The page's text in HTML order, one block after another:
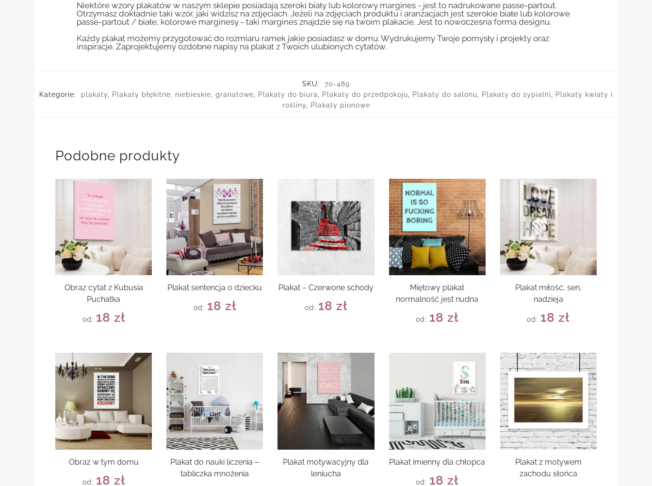
Niektóre wzory plakatów w naszym sklepie posiadają szeroki biały lub kolorowy margines - jest to nadrukowane passe-partout.
Otrzymasz dokładnie taki wzór, jaki widzisz na zdjęciach. Jeżeli na zdjęciach produktu i aranżacjach jest szerokie białe lub kolorowe
passe-partout / białe, kolorowe marginesy - taki margines znajdzie się na twoim plakacie. Jest to nowoczesna forma designu.
Każdy plakat możemy przygotować do rozmiaru ramek jakie posiadasz w domu. Wydrukujemy Twoje pomysły i projekty oraz
inspiracje. Zaprojektujemy ozdobne napisy na plakat z Twoich ulubionych cytatów.
SKU:
70-489
Kategorie:
plakaty, Plakaty błękitne, niebieskie, granatowe, Plakaty do biura, Plakaty do przedpokoju, Plakaty do salonu, Plakaty do sypialni, Plakaty kwiaty i
rośliny, Plakaty pionowe
Podobne produkty
Obraz cytat z Kubusia
Puchatka
od: 18 zł
Plakat sentencja o dziecku
od: 18 zł
Plakat – Czerwone schody
od: 18 zł
Miętowy plakat
normalność jest nudna
od: 18zł
Plakat miłość, sen,
nadzieja
od: 18zł
Obraz w tym domu
od: 18 zł
Plakat do nauki liczenia –
tabliczka mnożenia
Plakat motywacyjny dla
leniucha
Plakat imienny dla chłopca
od: 18zł
Plakat z motywem
zachodu słońca